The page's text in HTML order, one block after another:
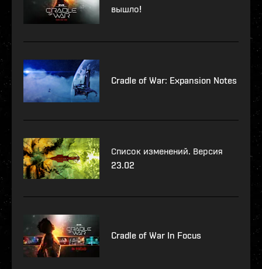
вышло!
Cradle of War: Expansion Notes
Список изменений. Версия
23.02
Cradle of War In Focus